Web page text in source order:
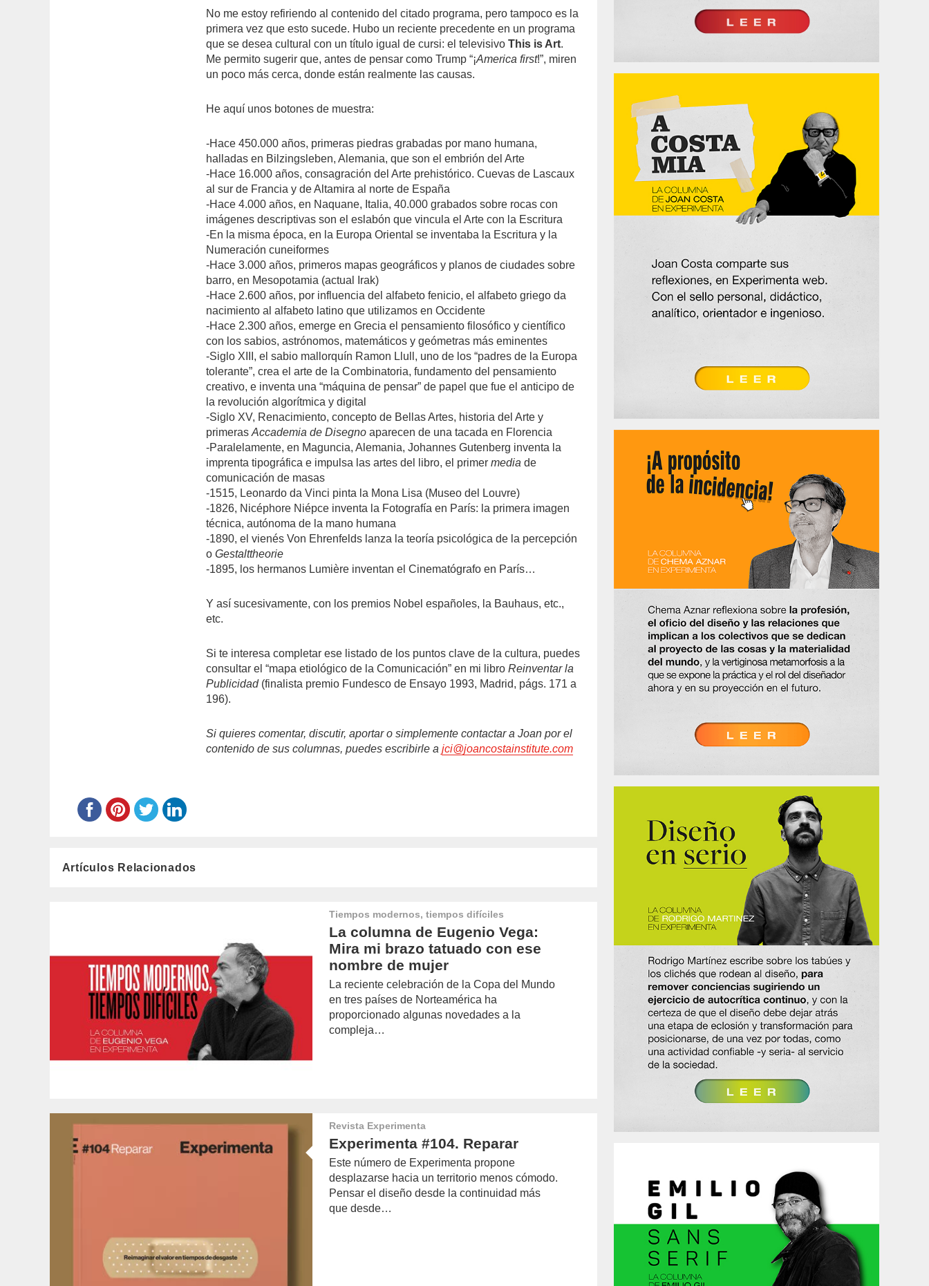
No me estoy refiriendo al contenido del citado programa, pero tampoco es la
primera vez que esto sucede. Hubo un reciente precedente en un programa
que se desea cultural con un título igual de cursi: el televisivoThis is Art.
Me permito sugerir que, antes de pensar como Trump “¡America first!”, miren
un poco más cerca, donde están realmente las causas.
He aquí unos botones de muestra:
-Hace 450.000 años, primeras piedras grabadas por mano humana,
halladas en Bilzingsleben, Alemania, que son el embrión del Arte
-Hace 16.000 años, consagración del Arte prehistórico. Cuevas de Lascaux
al sur de Francia y de Altamira al norte de España
-Hace 4.000 años, en Naquane, Italia, 40.000 grabados sobre rocas con
imágenes descriptivas son el eslabón que vincula el Arte con la Escritura
-En la misma época, en la Europa Oriental se inventaba la Escritura y la
Numeración cuneiformes
-Hace 3.000 años, primeros mapas geográficos y planos de ciudades sobre
barro, en Mesopotamia (actual Irak)
-Hace 2.600 años, por influencia del alfabeto fenicio, el alfabeto griego da
nacimiento al alfabeto latino que utilizamos en Occidente
-Hace 2.300 años, emerge en Grecia el pensamiento filosófico y científico
con los sabios, astrónomos, matemáticos y geómetras más eminentes
-Siglo XIII, el sabio mallorquín Ramon Llull, uno de los “padres de la Europa
tolerante”, crea el arte de la Combinatoria, fundamento del pensamiento
creativo, e inventa una “máquina de pensar” de papel que fue el anticipo de
la revolución algorítmica y digital
-Siglo XV, Renacimiento, concepto de Bellas Artes, historia del Arte y
primerasAccademia de Disegno aparecen de una tacada en Florencia
-Paralelamente, en Maguncia, Alemania, Johannes Gutenberg inventa la
imprenta tipográfica e impulsa las artes del libro, el primermediade
comunicación de masas
-1515, Leonardo da Vinci pinta la Mona Lisa (Museo del Louvre)
-1826, Nicéphore Niépce inventa la Fotografía en París: la primera imagen
técnica, autónoma de la mano humana
-1890, el vienés Von Ehrenfelds lanza la teoría psicológica de la percepción
oGestalttheorie
-1895, los hermanos Lumière inventan el Cinematógrafo en París…
Y así sucesivamente, con los premios Nobel españoles, la Bauhaus, etc.,
etc.
Si te interesa completar ese listado de los puntos clave de la cultura, puedes
consultar el “mapa etiológico de la Comunicación” en mi libroReinventar la
Publicidad(finalista premio Fundesco de Ensayo 1993, Madrid, págs. 171 a
196).
Si quieres comentar, discutir, aportar o simplemente contactar a Joan por el
contenido de sus columnas, puedes escribirle ajci@joancostainstitute.com
Artículos Relacionados
Tiempos modernos, tiempos difíciles
La columna de Eugenio Vega:
Mira mi brazo tatuado con ese
nombre de mujer
La reciente celebración de la Copa del Mundo
en tres países de Norteamérica ha
proporcionado algunas novedades a la
compleja…
Revista Experimenta
Experimenta #104. Reparar
Este número de Experimenta propone
desplazarse hacia un territorio menos cómodo.
Pensar el diseño desde la continuidad más
que desde…